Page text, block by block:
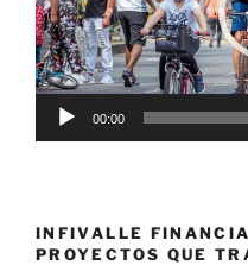
00:00
INFIVALLE
PROYECTOS QUE